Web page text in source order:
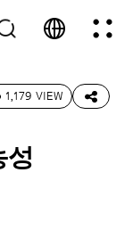
1,179 VIEW
성